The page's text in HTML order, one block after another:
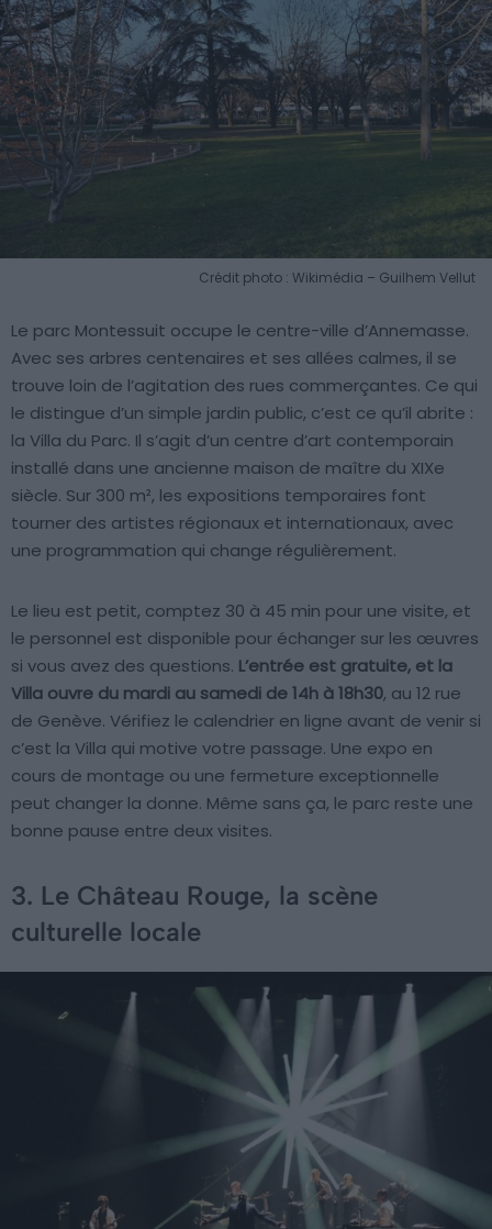
Crédit photo : Wikimédia – Guilhem Vellut
Le parc Montessuit occupe le centre-ville d’Annemasse.
Avec ses arbres centenaires et ses allées calmes, il se
trouve loin de l’agitation des rues commerçantes. Ce qui
le distingue d’un simple jardin public, c’est ce qu’il abrite :
la Villa du Parc. Il s’agit d’un centre d’art contemporain
installé dans une ancienne maison de maître du XIXe
siècle. Sur 300 m², les expositions temporaires font
tourner des artistes régionaux et internationaux, avec
une programmation qui change régulièrement.
Le lieu est petit, comptez 30 à 45 min pour une visite, et
le personnel est disponible pour échanger sur les œuvres
si vous avez des questions. L’entrée est gratuite, et la
Villa ouvre du mardi au samedi de 14h à 18h30, au 12 rue
de Genève. Vérifiez le calendrier en ligne avant de venir si
c’est la Villa qui motive votre passage. Une expo en
cours de montage ou une fermeture exceptionnelle
peut changer la donne. Même sans ça, le parc reste une
bonne pause entre deux visites.
3. Le Château Rouge, la scène
culturelle locale